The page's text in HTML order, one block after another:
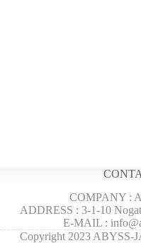
COMPANY :
ADDRESS : 3-1-10
E-MAIL :
Copyright 2023 ABYSS-